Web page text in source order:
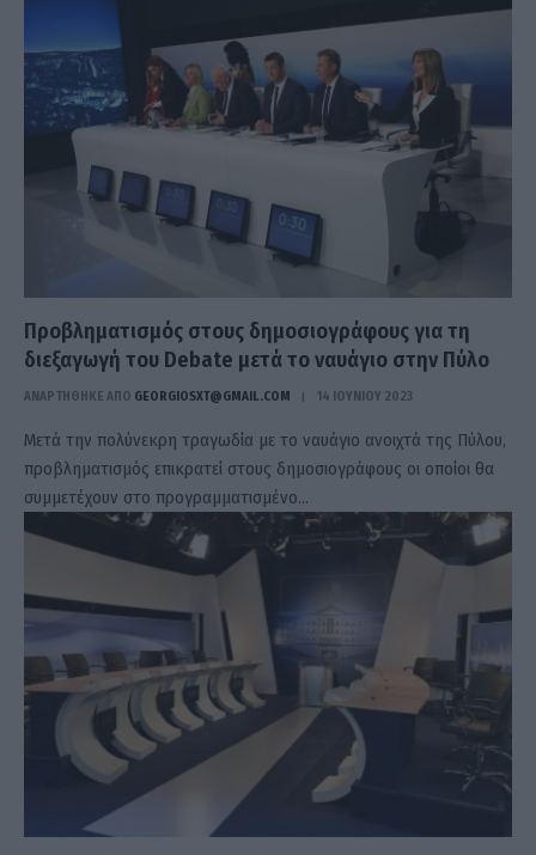
Προβληματισμός στους δημοσιογράφους για τη
διεξαγωγή του Debate μετά το ναυάγιο στην Πύλο
ΑΝΑΡΤΗΘΗΚΕ ΑΠΟ GEORGIOSXT@GMAIL.COM 14 ΙΟΥΝΊΟΥ 2023
Μετά την πολύνεκρη τραγωδία με το ναυάγιο ανοιχτά της Πύλου,
προβληματισμός επικρατεί στους δημοσιογράφους οι οποίοι θα
συμμετέχουν στο προγραμματισμένο…